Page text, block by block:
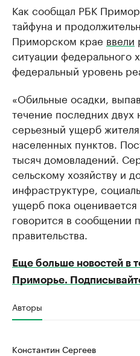
Как сообщал РБК
тайфуна и
Приморском крае ввели
ситуации федерального
федеральный уровень
«Обильные осадки,
течение последних двух
серьезный ущерб
населенных пунктов.
тысяч домовладений.
сельскому хозяйству и
инфраструктуре,
ущерб пока
говорится в сообщении
правительства.
Еще больше новостей в
Приморье.
Авторы
Константин Сергеев